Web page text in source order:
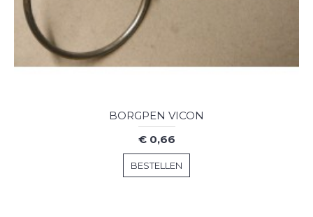
BORGPEN VICON
€ 0,66
BESTELLEN